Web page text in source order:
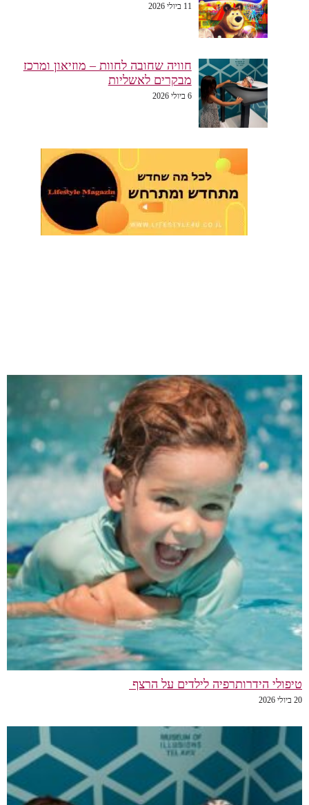
11 ביולי 2026
חוויה שחובה לחוות – מוזיאון ומרכז
מבקרים לאשליות
6 ביולי 2026
טיפולי הידרותרפיה לילדים על הרצף
20 ביולי 2026